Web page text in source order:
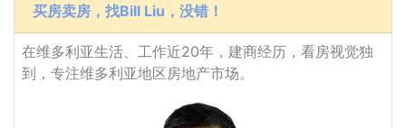
买房卖房，找Bill Liu，没错！
在维多利亚生活、工作近20年，建商经历，看房视觉独
到，专注维多利亚地区房地产市场。